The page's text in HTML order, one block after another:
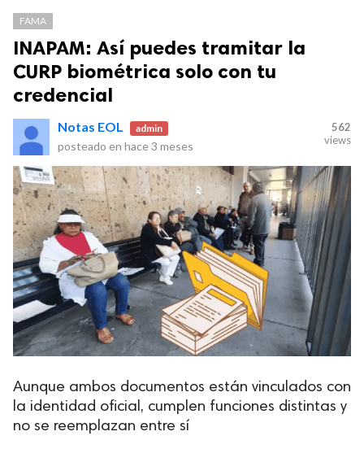
FAMA
INAPAM: Así puedes tramitar la
CURP biométrica solo con tu
credencial
Notas EOL admin
posteado en hace 3 meses
562
views
Aunque ambos documentos están vinculados con
la identidad oficial, cumplen funciones distintas y
no se reemplazan entre sí